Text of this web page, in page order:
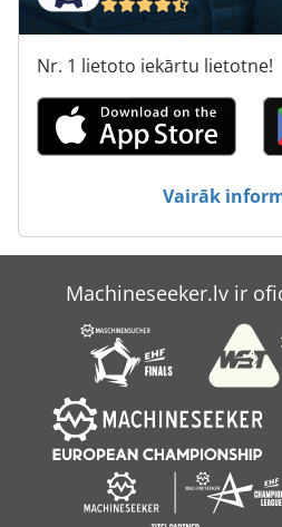
Pārsniegšanas Bremzes
Ražošanas
Sipa
Spirālveida Lāpstiņas
Spirālveida Saistošs
Nr. 1 lietoto iekārtu lietotne!
Vairāk
Machineseeker.lv ir